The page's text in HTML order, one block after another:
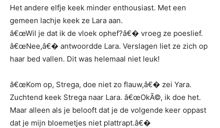
Het andere elfje keek minder enthousiast. Met een
gemeen lachje keek ze Lara aan.
â€œWil je dat ik de vloek ophef?â€� vroeg ze poeslief.
â€œNee,â€� antwoordde Lara. Verslagen liet ze zich op
haar bed vallen. Dit was helemaal niet leuk!
â€œKom op, Strega, doe niet zo flauw,â€� zei Yara.
Zuchtend keek Strega naar Lara. â€œOkÃ©, ik doe het.
Maar alleen als je belooft dat je de volgende keer oppast
dat je mijn bloemetjes niet plattrapt.â€�